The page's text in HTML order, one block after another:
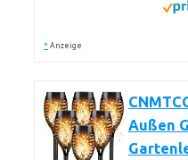
* Anzeige
Außen